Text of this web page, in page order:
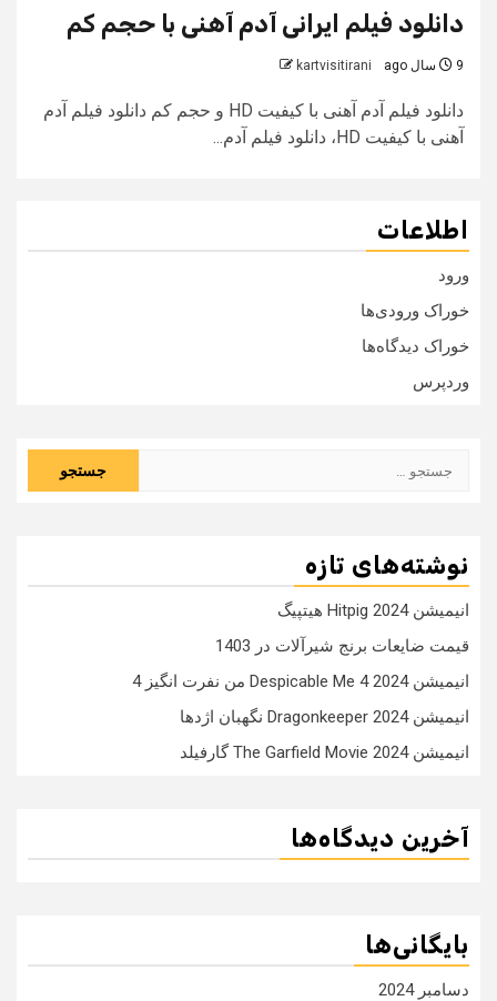
دانلود فیلم ایرانی آدم آهنی با حجم کم
9 سال ago kartvisitirani
دانلود فیلم آدم آهنی با کیفیت HD و حجم کم دانلود فیلم آدم
آهنی با کیفیت HD، دانلود فیلم آدم...
اطلاعات
ورود
خوراک ورودی‌ها
خوراک دیدگاه‌ها
وردپرس
نوشته‌های تازه
انیمیشن Hitpig 2024 هیتپیگ
قیمت ضایعات برنج شیرآلات در 1403
انیمیشن Despicable Me 4 2024 من نفرت انگیز 4
انیمیشن Dragonkeeper 2024 نگهبان اژدها
انیمیشن The Garfield Movie 2024 گارفیلد
آخرین دیدگاه‌ها
بایگانی‌ها
دسامبر 2024